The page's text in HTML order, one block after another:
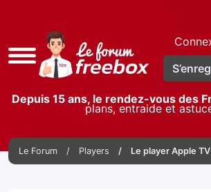
Accès
rapide
Depuis 15 ans, le rendez-vous des
plans, entraide et
Le Forum Players Le player Apple